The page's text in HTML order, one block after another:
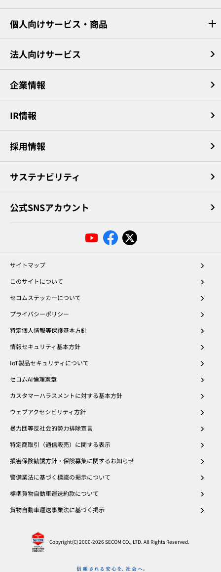
個人向けサービス・商品
法人向けサービス
企業情報
IR情報
採用情報
サステナビリティ
公式SNSアカウント
サイトマップ
このサイトについて
セコムステッカーについて
プライバシーポリシー
特定個人情報等保護基本方針
情報セキュリティ基本方針
IoT製品セキュリティについて
セコムAI倫理憲章
カスタマーハラスメントに対する基本方針
ウェブアクセシビリティ方針
暴力団等反社会的勢力排除宣言
特定商取引（通信販売）に関する表示
損害保険勧誘方針・保険募集に関するお知らせ
警備業法に基づく標識の掲示について
標準貨物自動車運送約款について
貨物自動車運送事業法に基づく掲示
Copyright(C) 2000-2026 SECOM CO., LTD. All Rights Reserved.